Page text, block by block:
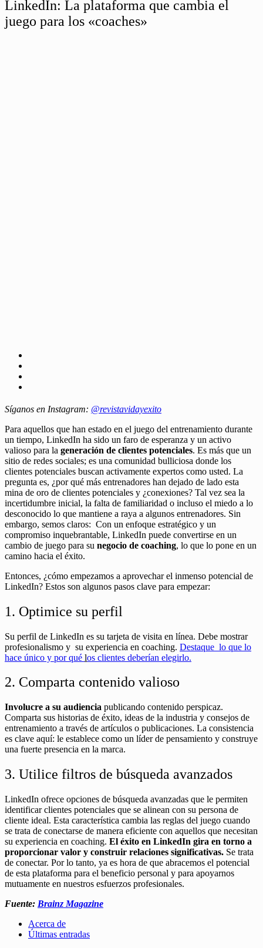
LinkedIn: La plataforma que cambia el
juego para los «coaches»
Síganos en Instagram: @revistavidayexito
Para aquellos que han estado en el juego del entrenamiento durante
un tiempo, LinkedIn ha sido un faro de esperanza y un activo
valioso para la generación de clientes potenciales. Es más que un
sitio de redes sociales; es una comunidad bulliciosa donde los
clientes potenciales buscan activamente expertos como usted. La
pregunta es, ¿por qué más entrenadores han dejado de lado esta
mina de oro de clientes potenciales y ¿conexiones? Tal vez sea la
incertidumbre inicial, la falta de familiaridad o incluso el miedo a lo
desconocido lo que mantiene a raya a algunos entrenadores. Sin
embargo, semos claros: Con un enfoque estratégico y un
compromiso inquebrantable, LinkedIn puede convertirse en un
cambio de juego para su negocio de coaching, lo que lo pone en un
camino hacia el éxito.
Entonces, ¿cómo empezamos a aprovechar el inmenso potencial de
LinkedIn? Estos son algunos pasos clave para empezar:
1. Optimice su perfil
Su perfil de LinkedIn es su tarjeta de visita en línea. Debe mostrar
profesionalismo y su experiencia en coaching. Destaque lo que lo
hace único y por qué los clientes deberían elegirlo.
2. Comparta contenido valioso
Involucre a su audiencia publicando contenido perspicaz.
Comparta sus historias de éxito, ideas de la industria y consejos de
entrenamiento a través de artículos o publicaciones. La consistencia
es clave aquí: le establece como un líder de pensamiento y construye
una fuerte presencia en la marca.
3. Utilice filtros de búsqueda avanzados
LinkedIn ofrece opciones de búsqueda avanzadas que le permiten
identificar clientes potenciales que se alinean con su persona de
cliente ideal. Esta característica cambia las reglas del juego cuando
se trata de conectarse de manera eficiente con aquellos que necesitan
su experiencia en coaching. El éxito en LinkedIn gira en torno a
proporcionar valor y construir relaciones significativas. Se trata
de conectar. Por lo tanto, ya es hora de que abracemos el potencial
de esta plataforma para el beneficio personal y para apoyarnos
mutuamente en nuestros esfuerzos profesionales.
Fuente: Brainz Magazine
Acerca de
Últimas entradas